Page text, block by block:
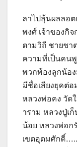
ลาไปลุ้นผลลอต
พงศ์ เจ้าของกิ
ตามวิถี ชายชา
ความที่เป็นคนพู
พวกพ้องลูกน้อ
มีชื่อเสียงยุคต่
หลวงพ่อคง วัด
าราม หลวงปู่เ
น้อย หลวงพ่อก
เขตอุดมศักดิ์